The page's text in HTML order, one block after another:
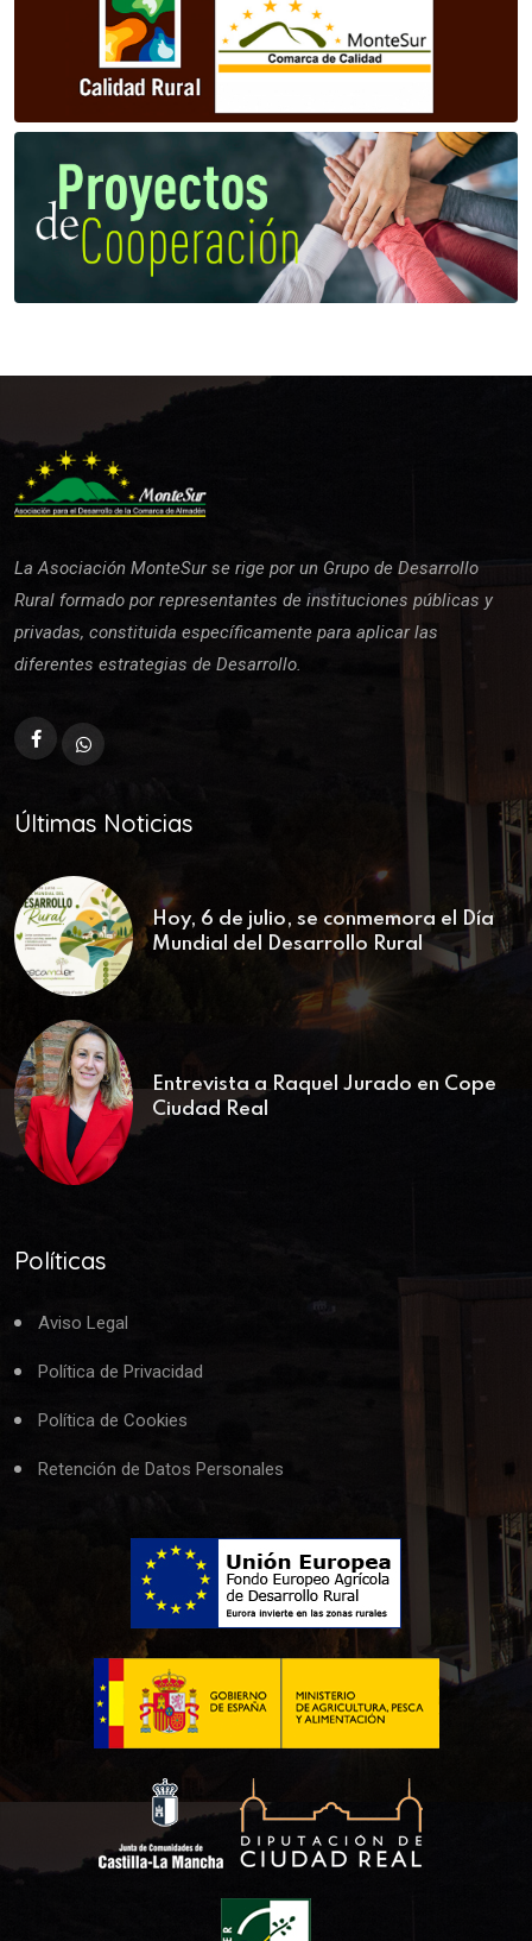
La Asociación MonteSur se rige por un Grupo de Desarrollo
Rural formado por representantes de instituciones públicas y
privadas, constituida específicamente para aplicar las
diferentes estrategias de Desarrollo.
Últimas Noticias
Hoy, 6 de julio, se conmemora el Día
Mundial del Desarrollo Rural
Entrevista a Raquel Jurado en Cope
Ciudad Real
Políticas
Aviso Legal
Política de Privacidad
Política de Cookies
Retención de Datos Personales